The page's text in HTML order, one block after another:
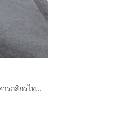
คอนโดมิเนียม 42.69 ตร.ม. เดอะไลน์ สุขุมวิท101 ใกล้ธนาคารกสิกรไทย สุขุมวิท101 ถนนสุขุมวิท ถนนศรีนครินทร์ เขตพระโขนง กรุงเทพมหานคร